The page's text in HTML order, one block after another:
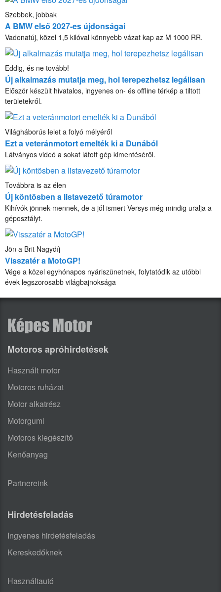
Szebbek, jobbak
A BMW első 2027-es újdonságai
Vadonatúj, közel 1,5 kilóval könnyebb vázat kap az M 1000 RR.
Eddig, és ne tovább!
Új alkalmazás mutatja meg, hol terepezhetsz legálisan
Először készült hivatalos, ingyenes on- és offline térkép a tiltott
területekről.
Világháborús lelet a folyó mélyéről
Ezt a veteránmotort emelték ki a Dunából
Látványos videó a sokat látott gép kimentéséről.
Továbbra is az élen
Új köntösben a listavezető túramotor
Kihívók jönnek-mennek, de a jól ismert Versys még mindig uralja a
géposztályt.
Jön a Brit Nagydíj
Visszatér a MotoGP!
Vége a közel egyhónapos nyáriszünetnek, folytatódik az utóbbi
évek legszorosabb világbajnoksága
Motoros apróhirdetések
Használt motor
Motoros ruházat
Motor alkatrész
Motorgumi
Motoros kiegészítő
Kenőanyag
Partnereink
Hirdetésfeladás
Ingyenes hirdetésfeladás
Kereskedőknek
Használtautó